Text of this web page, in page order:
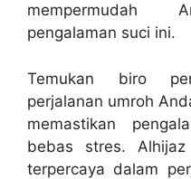
mempermudah
pengalaman suci ini.
Temukan biro
perjalanan umroh
memastikan
bebas stres. Alhijaz
terpercaya dalam